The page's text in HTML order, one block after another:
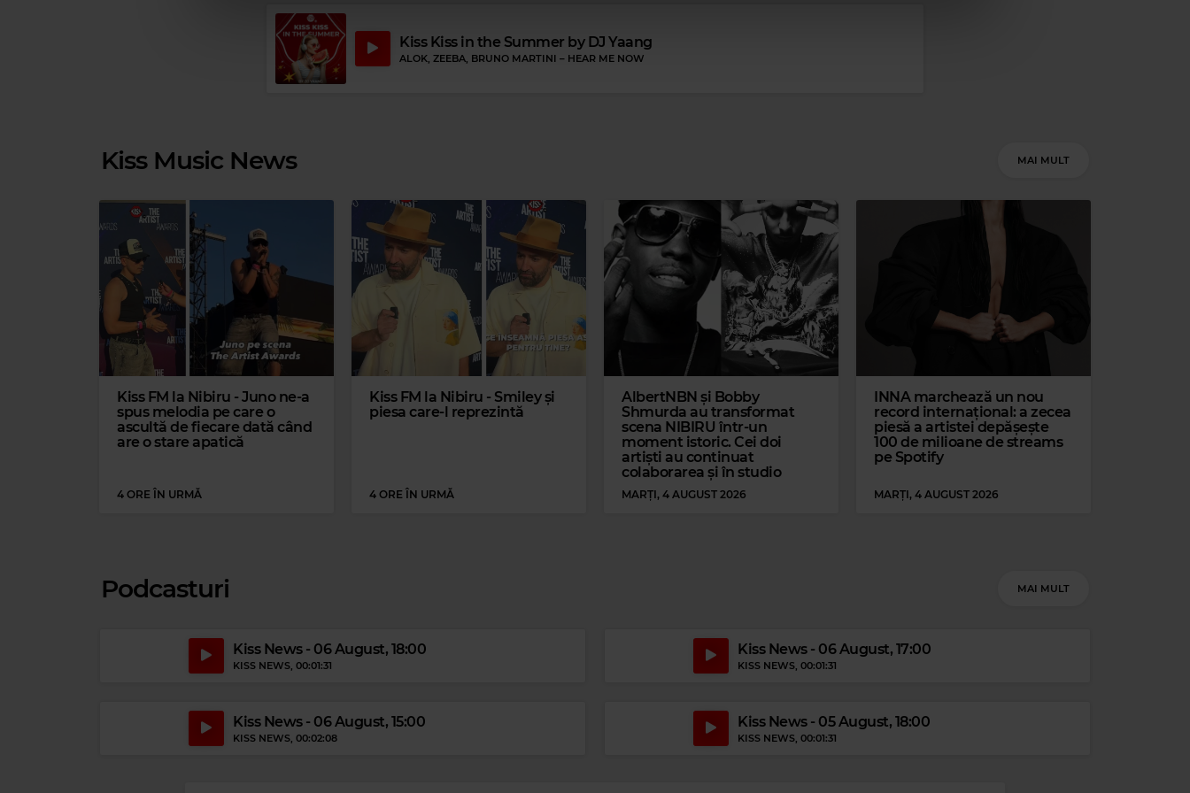
MAGIC PARTY MIX–MAGIC PARTY MIX
MUSIC TRAVEL LOVE–STAND BY ME
WAITING FOR A STAR TO FALL
Kiss Kiss in the Summer by DJ Yaang
ALOK, ZEEBA, BRUNO MARTINI – HEAR ME NOW
Kiss Music News MAI MULT
Kiss FM la Nibiru - Juno ne-a
spus melodia pe care o
ascultă de fiecare dată când
are o stare apatică
4 ORE ÎN URMĂ
Kiss FM la Nibiru - Smiley și
piesa care-l reprezintă
4 ORE ÎN URMĂ
AlbertNBN și Bobby
Shmurda au transformat
scena NIBIRU într-un
moment istoric. Cei doi
artiști au continuat
colaborarea și în studio
MARȚI, 4 AUGUST 2026
INNA marchează un nou
record internațional: a zecea
piesă a artistei depășește
100 de milioane de streams
pe Spotify
MARȚI, 4 AUGUST 2026
Podcasturi MAI MULT
Kiss News - 06 August, 18:00
KISS NEWS , 00:01:31
Kiss News - 06 August, 17:00
KISS NEWS , 00:01:31
Kiss News - 06 August, 15:00
KISS NEWS , 00:02:08
Kiss News - 05 August, 18:00
KISS NEWS , 00:01:31